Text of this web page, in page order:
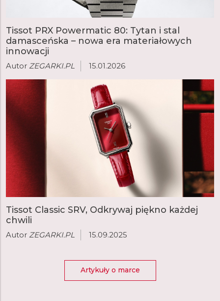
Tissot PRX Powermatic 80: Tytan i stal
damasceńska – nowa era materiałowych
innowacji
Autor ZEGARKI.PL 15.01.2026
Tissot Classic SRV, Odkrywaj piękno każdej
chwili
Autor ZEGARKI.PL 15.09.2025
Artykuły o marce